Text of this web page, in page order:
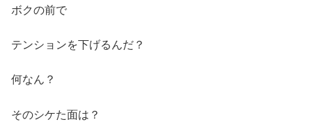
ボクの前で
テンションを下げるんだ？
何なん？
そのシケた面は？